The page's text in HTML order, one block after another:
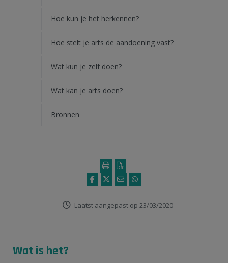
Hoe kun je het herkennen?
Hoe stelt je arts de aandoening vast?
Wat kun je zelf doen?
Wat kan je arts doen?
Bronnen
Laatst aangepast op 23/03/2020
Wat is het?